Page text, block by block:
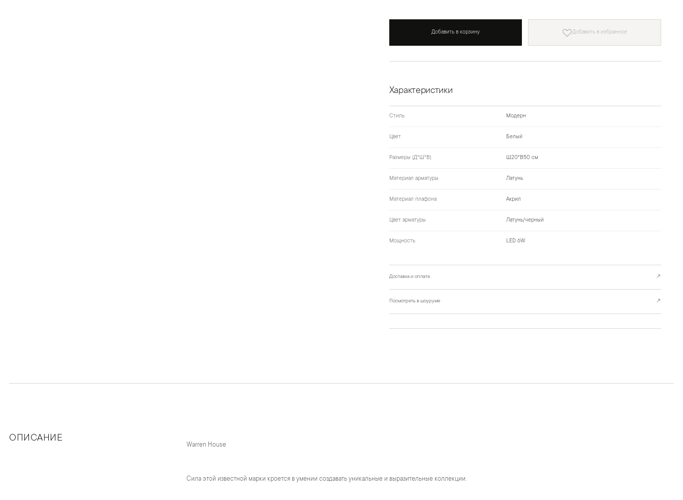
Добавить в корзину Добавить в избранное
Характеристики
Стиль Модерн
Цвет Белый
Размеры (Д*Ш*В) Ш20*В50 см
Материал арматуры Латунь
Материал плафона Акрил
Цвет арматуры Латунь/черный
Мощность LED 6W
Доставка и оплата ↗
Посмотреть в шоуруме ↗
ОПИСАНИЕ
Warren House
Сила этой известной марки кроется в умении создавать уникальные и выразительные коллекции.